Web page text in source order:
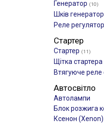
Генератор (10)
Шків
Реле
Стартер
Стартер (11)
Щітка стартера
Втягуюче реле
Автосвітло
Автолампи
Блок розжига
Ксенон (Xenon)